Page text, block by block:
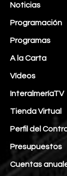
Noticias
Programación
Programas
A la Carta
Vídeos
InteralmeríaTV
Tienda Virtual
Perfil del
Presupuestos
Cuentas